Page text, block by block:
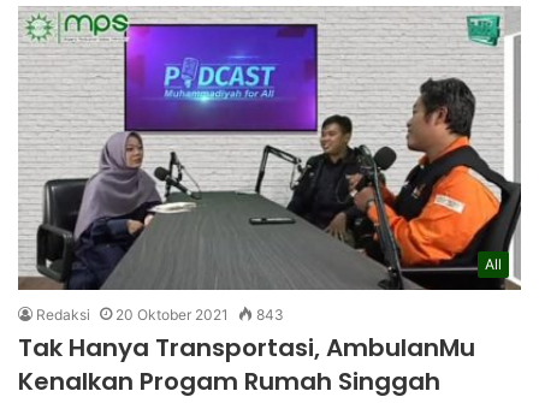
All
Redaksi 20 Oktober 2021 843
Tak Hanya Transportasi, AmbulanMu
Kenalkan Progam Rumah Singgah